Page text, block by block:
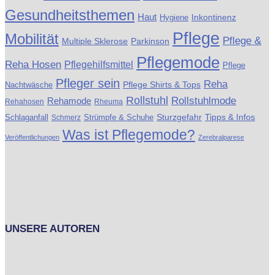
Gesundheitsthemen Haut Hygiene Inkontinenz
Mobilität Multiple Sklerose Parkinson Pflege Pflege &
Reha Hosen Pflegehilfsmittel Pflegemode Pflege
Nachtwäsche Pfleger sein Pflege Shirts & Tops Reha
Rehahosen Rehamode Rheuma Rollstuhl Rollstuhlmode
Schlaganfall Schmerz Strümpfe & Schuhe Sturzgefahr Tipps & Infos
Veröffentlichungen Was ist Pflegemode? Zerebralparese
UNSERE AUTOREN